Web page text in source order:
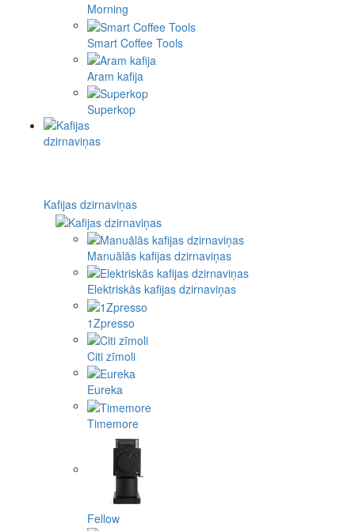
Morning
Smart Coffee Tools
Aram kafija
Superkop
Kafijas dzirnaviņas
Manuālās kafijas dzirnaviņas
Elektriskās kafijas dzirnaviņas
1Zpresso
Citi zīmoli
Eureka
Timemore
Fellow